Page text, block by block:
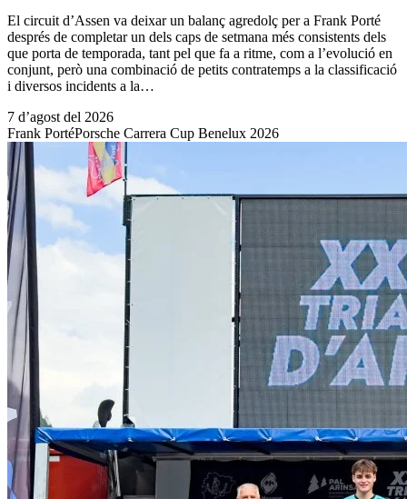
El circuit d’Assen va deixar un balanç agredolç per a Frank Porté
després de completar un dels caps de setmana més consistents dels
que porta de temporada, tant pel que fa a ritme, com a l’evolució en
conjunt, però una combinació de petits contratemps a la classificació
i diversos incidents a la…
7 d’agost del 2026
Frank PortéPorsche Carrera Cup Benelux 2026